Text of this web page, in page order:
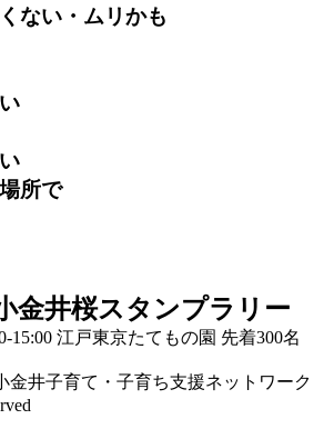
ない・ムリかも
場所で
金井桜スタンプラリー
15:00 江戸東京たてもの園 先着300名
金井子育て・子育ち支援ネットワーク